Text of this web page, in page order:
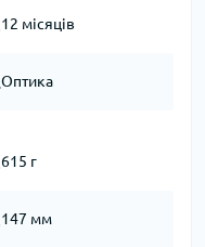
12 місяців
Оптика
615 г
147 мм